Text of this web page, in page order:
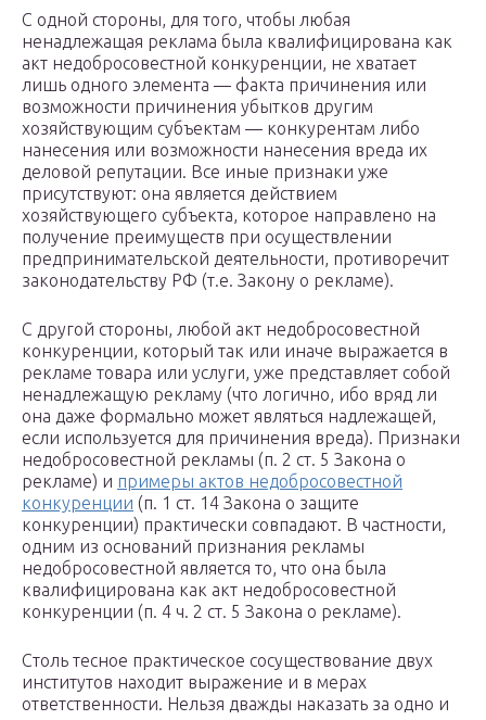
С одной стороны, для того, чтобы любая
ненадлежащая реклама была квалифицирована как
акт недобросовестной конкуренции, не хватает
лишь одного элемента — факта причинения или
возможности причинения убытков другим
хозяйствующим субъектам — конкурентам либо
нанесения или возможности нанесения вреда их
деловой репутации. Все иные признаки уже
присутствуют: она является действием
хозяйствующего субъекта, которое направлено на
получение преимуществ при осуществлении
предпринимательской деятельности, противоречит
законодательству РФ (т.е. Закону о рекламе).
С другой стороны, любой акт недобросовестной
конкуренции, который так или иначе выражается в
рекламе товара или услуги, уже представляет собой
ненадлежащую рекламу (что логично, ибо вряд ли
она даже формально может являться надлежащей,
если используется для причинения вреда). Признаки
недобросовестной рекламы (п. 2 ст. 5 Закона о
рекламе) и примеры актов недобросовестной
конкуренции (п. 1 ст. 14 Закона о защите
конкуренции) практически совпадают. В частности,
одним из оснований признания рекламы
недобросовестной является то, что она была
квалифицирована как акт недобросовестной
конкуренции (п. 4 ч. 2 ст. 5 Закона о рекламе).
Столь тесное практическое сосуществование двух
институтов находит выражение и в мерах
ответственности. Нельзя дважды наказать за одно и